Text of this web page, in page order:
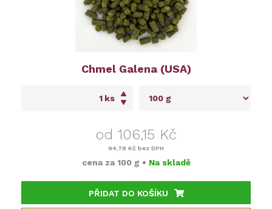
Chmel Galena (USA)
ks
od 106,15 Kč
94,78 Kč bez DPH
cena za 100 g • Na skladě
PŘIDAT DO KOŠÍKU